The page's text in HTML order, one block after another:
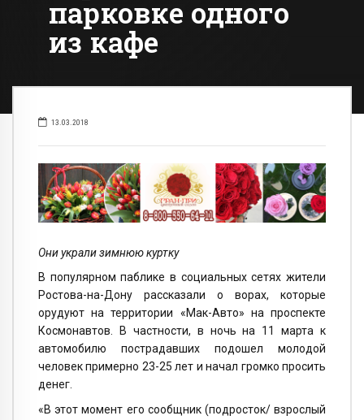
парковке одного
из кафе
13.03.2018
Они украли зимнюю куртку
В популярном паблике в социальных сетях жители
Ростова-на-Дону рассказали о ворах, которые
орудуют на территории «Мак-Авто» на проспекте
Космонавтов. В частности, в ночь на 11 марта к
автомобилю пострадавших подошел молодой
человек примерно 23-25 лет и начал громко просить
денег.
«В этот момент его сообщник (подросток/ взрослый